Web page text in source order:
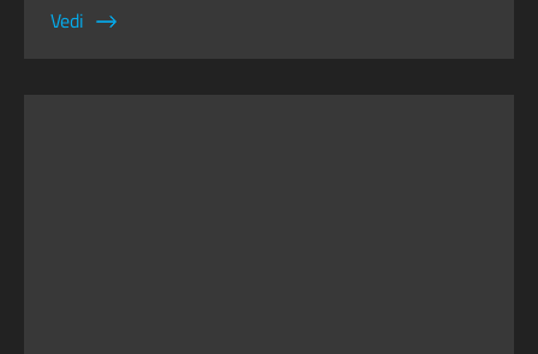
Vedi